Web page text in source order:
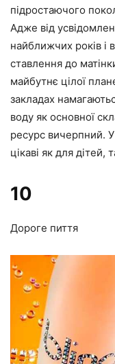
підростаючого
Адже від
найближчих років і
ставлення до
майбутнє цілої
закладах
воду як основної
ресурс вичерпний. У
цікаві як для
10
Дороге пиття